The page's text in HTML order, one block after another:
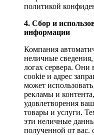
политикой
4. Сбор и
информации
Компания
неличные
логах сервера.
cookie и адрес
может
рекламы и
удовлетворения
товары и услуги.
эти неличные
полученной от вас.